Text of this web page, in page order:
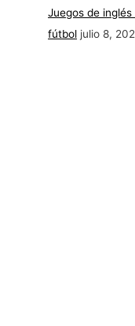
Juegos de
fútbol julio 8,